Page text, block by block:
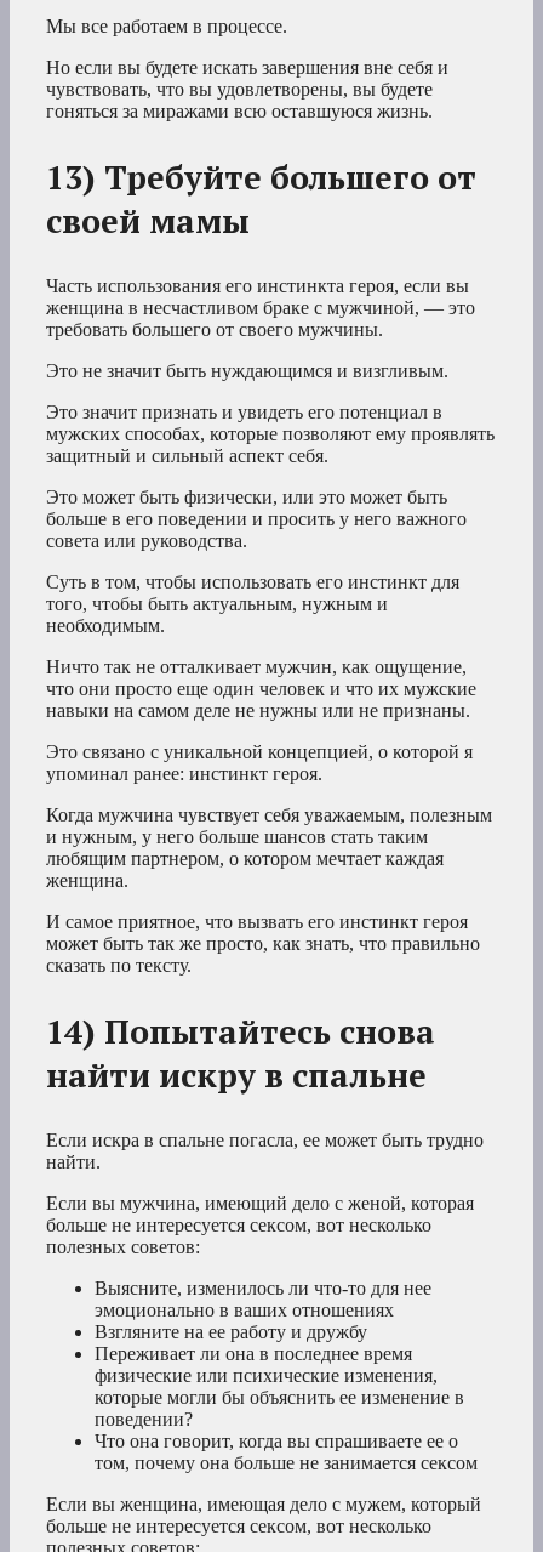
Мы все работаем в процессе.
Но если вы будете искать завершения вне себя и
чувствовать, что вы удовлетворены, вы будете
гоняться за миражами всю оставшуюся жизнь.
13) Требуйте большего от
своей мамы
Часть использования его инстинкта героя, если вы
женщина в несчастливом браке с мужчиной, — это
требовать большего от своего мужчины.
Это не значит быть нуждающимся и визгливым.
Это значит признать и увидеть его потенциал в
мужских способах, которые позволяют ему проявлять
защитный и сильный аспект себя.
Это может быть физически, или это может быть
больше в его поведении и просить у него важного
совета или руководства.
Суть в том, чтобы использовать его инстинкт для
того, чтобы быть актуальным, нужным и
необходимым.
Ничто так не отталкивает мужчин, как ощущение,
что они просто еще один человек и что их мужские
навыки на самом деле не нужны или не признаны.
Это связано с уникальной концепцией, о которой я
упоминал ранее: инстинкт героя.
Когда мужчина чувствует себя уважаемым, полезным
и нужным, у него больше шансов стать таким
любящим партнером, о котором мечтает каждая
женщина.
И самое приятное, что вызвать его инстинкт героя
может быть так же просто, как знать, что правильно
сказать по тексту.
14) Попытайтесь снова
найти искру в спальне
Если искра в спальне погасла, ее может быть трудно
найти.
Если вы мужчина, имеющий дело с женой, которая
больше не интересуется сексом, вот несколько
полезных советов:
Выясните, изменилось ли что-то для нее
эмоционально в ваших отношениях
Взгляните на ее работу и дружбу
Переживает ли она в последнее время
физические или психические изменения,
которые могли бы объяснить ее изменение в
поведении?
Что она говорит, когда вы спрашиваете ее о
том, почему она больше не занимается сексом
Если вы женщина, имеющая дело с мужем, который
больше не интересуется сексом, вот несколько
полезных советов: